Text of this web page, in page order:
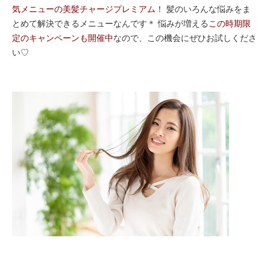
気メニューの美髪チャージプレミアム ！ 髪のいろんな悩みをま
とめて解決できるメニューなんです＊ 悩みが増える この時期限
定のキャンペーンも開催中なので、この機会にぜひお試しくださ
い♡